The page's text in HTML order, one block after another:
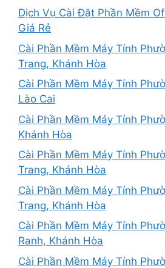
Dịch Vụ Cài Đặt Phần Mềm
Giá Rẻ
Cài Phần Mềm Máy Tính
Trang, Khánh Hòa
Cài Phần Mềm Máy Tính
Lào Cai
Cài Phần Mềm Máy Tính
Khánh Hòa
Cài Phần Mềm Máy Tính
Trang, Khánh Hòa
Cài Phần Mềm Máy Tính
Trang, Khánh Hòa
Cài Phần Mềm Máy Tính
Ranh, Khánh Hòa
Cài Phần Mềm Máy Tính